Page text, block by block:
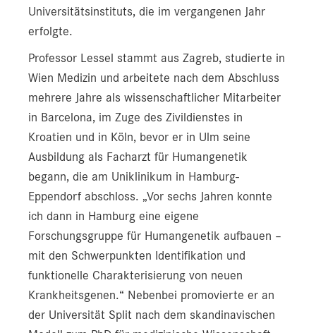
Universitätsinstituts, die im vergangenen Jahr
erfolgte.
Professor Lessel stammt aus Zagreb, studierte in
Wien Medizin und arbeitete nach dem Abschluss
mehrere Jahre als wissenschaftlicher Mitarbeiter
in Barcelona, im Zuge des Zivildienstes in
Kroatien und in Köln, bevor er in Ulm seine
Ausbildung als Facharzt für Humangenetik
begann, die am Uniklinikum in Hamburg-
Eppendorf abschloss. „Vor sechs Jahren konnte
ich dann in Hamburg eine eigene
Forschungsgruppe für Humangenetik aufbauen –
mit den Schwerpunkten Identifikation und
funktionelle Charakterisierung von neuen
Krankheitsgenen.“ Nebenbei promovierte er an
der Universität Split nach dem skandinavischen